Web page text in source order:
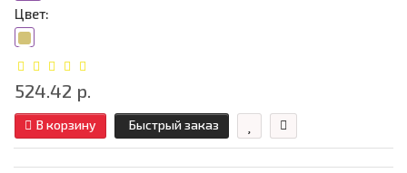
Цвет:
524.42 р.
В корзину Быстрый заказ